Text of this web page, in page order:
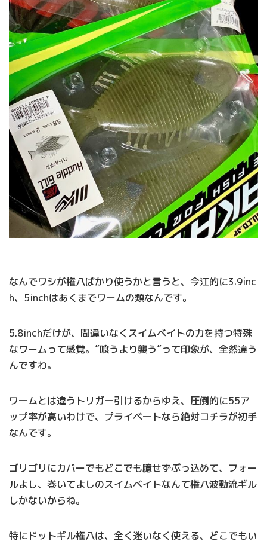
なんでワシが権八ばかり使うかと言うと、今江的に3.9inc
h、5inchはあくまでワームの類なんです。
5.8inchだけが、間違いなくスイムベイトの力を持つ特殊
なワームって感覚。”喰うより襲う”って印象が、全然違う
んですわ。
ワームとは違うトリガー引けるからゆえ、圧倒的に55ア
ップ率が高いわけで、プライベートなら絶対コチラが初手
なんです。
ゴリゴリにカバーでもどこでも臆せずぶっ込めて、フォー
ルよし、巻いてよしのスイムベイトなんて権八波動流ギル
しかないからね。
特にドットギル権八は、全く迷いなく使える、どこでもい